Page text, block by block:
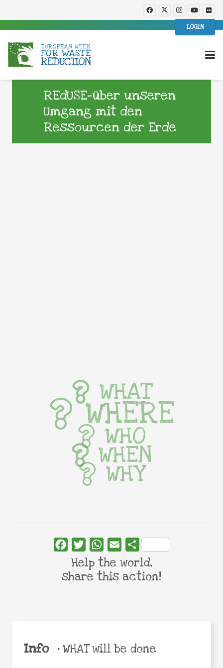
LOGIN
REdUSE-über unseren
Umgang mit den
Ressourcen der Erde
Info •WHAT will be done
WHAT
WHERE
WHO
WHEN
WHY
FacebookTwitterWhatsApp
Email Share
Help the world,
share this action!